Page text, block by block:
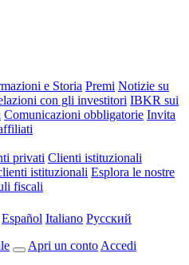
e Storia Premi Notizie su
con gli investitori IBKR sui
Comunicazioni obbligatorie Invita
privati Clienti istituzionali
istituzionali Esplora le nostre
fiscali
Español Italiano Pусский
Apri un conto Accedi